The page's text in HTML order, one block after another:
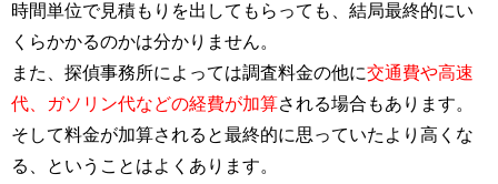
時間単位で見積もりを出してもらっても、結局最終的にい
くらかかるのかは分かりません。
また、探偵事務所によっては調査料金の他に交通費や高速
代、ガソリン代などの経費が加算される場合もあります。
そして料金が加算されると最終的に思っていたより高くな
る、ということはよくあります。